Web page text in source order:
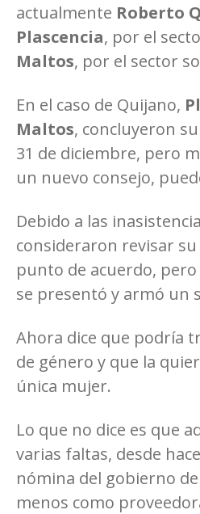
actualmente Roberto
Plascencia, por el
Maltos, por el sector
En el caso de Quijano,
Maltos, concluyeron
31 de diciembre, pero
un nuevo consejo,
Debido a las
consideraron revisar
punto de acuerdo,
se presentó y armó un
Ahora dice que podría
de género y que la
única mujer.
Lo que no dice es que
varias faltas, desde
nómina del gobierno
menos como